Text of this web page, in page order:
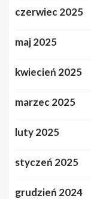
czerwiec 2025
maj 2025
kwiecień 2025
marzec 2025
luty 2025
styczeń 2025
grudzień 2024